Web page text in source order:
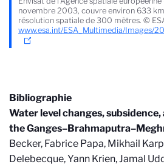
novembre 2003, couvre environ 633
résolution spatiale de 300 mètres. ©
www.esa.int/ESA_Multimedia/Images/
Bibliographie
Water level changes, subsidence,
the
Becker, Fabrice Papa, Mikhail
Delebecque, Yann Krien, Jamal